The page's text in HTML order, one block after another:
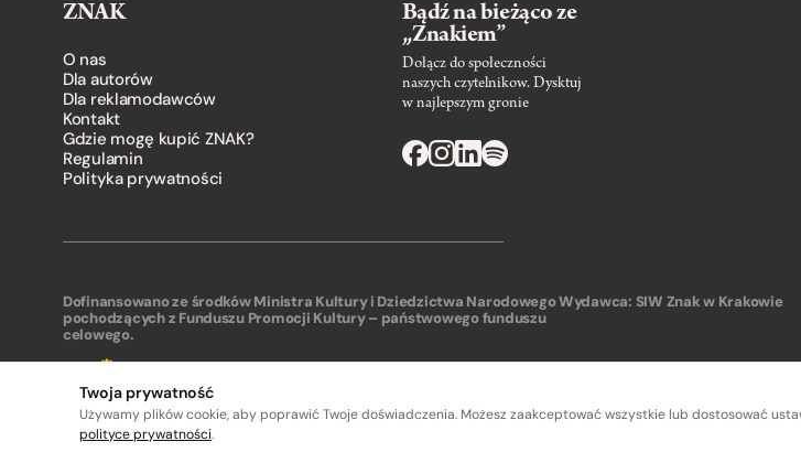
ZNAK
O nas
Dla autorów
Dla reklamodawców
Kontakt
Gdzie mogę kupić ZNAK?
Regulamin
Polityka prywatności
Bądź na bieżąco ze
„Znakiem”
Dołącz do społeczności
naszych czytelnikow. Dysktuj
w najlepszym gronie
Dofinansowano ze środków Ministra Kultury i Dziedzictwa Narodowego
pochodzących z Funduszu Promocji Kultury – państwowego funduszu
celowego.
Wydawca: SIW Znak w Krakowie
Twoja prywatność
Używamy plików cookie, aby poprawić Twoje doświadczenia. Możesz zaakceptować wszystkie lub dostosować
polityce prywatności.